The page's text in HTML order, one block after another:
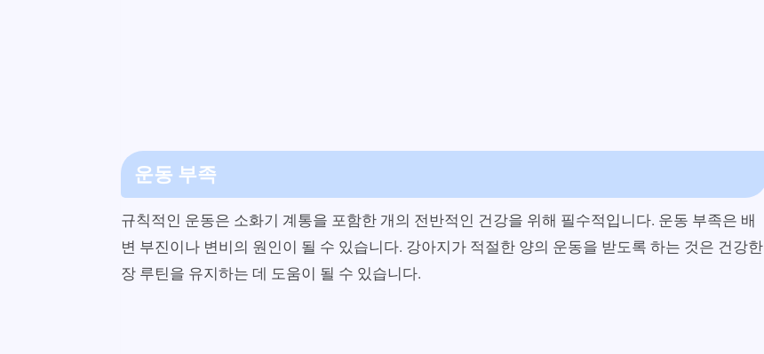
운동 부족
규칙적인 운동은 소화기 계통을 포함한 개의 전반적인 건강을 위해 필수적입니다. 운동 부족은 배
변 부진이나 변비의 원인이 될 수 있습니다. 강아지가 적절한 양의 운동을 받도록 하는 것은 건강한
장 루틴을 유지하는 데 도움이 될 수 있습니다.